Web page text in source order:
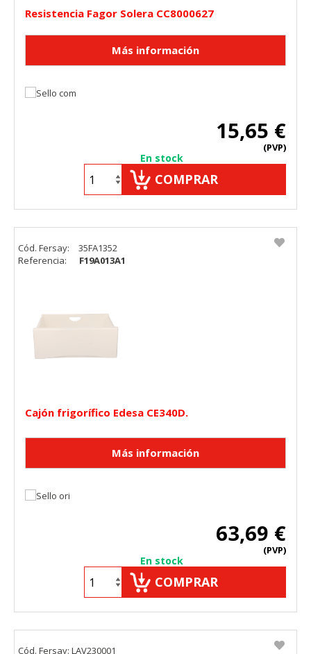
Resistencia Fagor Solera CC8000627
15,65 €
(PVP)
En stock
COMPRAR
Cajón frigorífico Edesa CE340D.
63,69 €
(PVP)
En stock
COMPRAR
Cód. Fersay:
35FA1352
Referencia:
F19A013A1
Cód. Fersay: LAV230001